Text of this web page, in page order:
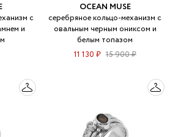
с
и
OCEAN MUSE
серебряное кольцо-механизм с
овальным черным ониксом и
белым топазом
11 130 ₽ 15 900 ₽